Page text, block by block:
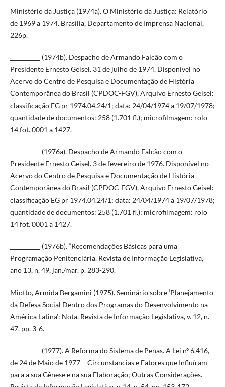
Ministério da Justiça (1974a). O Ministério da Justiça: Relatório
de 1969 a 1974. Brasília, Departamento de Imprensa Nacional,
226p.
__________ (1974b). Despacho de Armando Falcão com o
Presidente Ernesto Geisel. 31 de julho de 1974. Disponível no
Acervo do Centro de Pesquisa e Documentação de História
Contemporânea do Brasil (CPDOC-FGV), Arquivo Ernesto Geisel:
classificação EG pr 1974.04.24/1; data: 24/04/1974 a 19/07/1978;
quantidade de documentos: 258 (1.701 fl.); microfilmagem: rolo
14 fot. 0001 a 1427.
__________ (1976a). Despacho de Armando Falcão com o
Presidente Ernesto Geisel. 3 de fevereiro de 1976. Disponível no
Acervo do Centro de Pesquisa e Documentação de História
Contemporânea do Brasil (CPDOC-FGV), Arquivo Ernesto Geisel:
classificação EG pr 1974.04.24/1; data: 24/04/1974 a 19/07/1978;
quantidade de documentos: 258 (1.701 fl.); microfilmagem: rolo
14 fot. 0001 a 1427.
__________ (1976b). “Recomendações Básicas para uma
Programação Penitenciária. Revista de Informação Legislativa,
ano 13, n. 49, jan./mar. p. 283-290.
Miotto, Armida Bergamini (1975). Seminário sobre ‘Planejamento
da Defesa Social Dentro dos Programas do Desenvolvimento na
América Latina’: Nota. Revista de Informação Legislativa, v. 12, n.
47, pp. 3-6.
__________ (1977). A Reforma do Sistema de Penas. A Lei nº 6.416,
de 24 de Maio de 1977 – Circunstancias e Fatores que Influíram
para a sua Gênese e na sua Elaboração; Outras Considerações.